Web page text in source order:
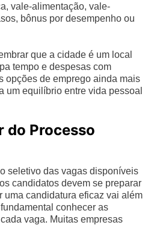
vale-alimentação, vale-
bônus por desempenho ou
que a cidade é um local
tempo e despesas com
opções de emprego ainda mais
um equilíbrio entre vida pessoal
do Processo
seletivo das vagas disponíveis
candidatos devem se preparar
uma candidatura eficaz vai além
conhecer as
vaga. Muitas empresas